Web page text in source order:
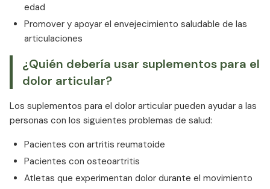
edad
Promover y apoyar el envejecimiento saludable de las
articulaciones
¿Quién debería usar suplementos para el
dolor articular?
Los suplementos para el dolor articular pueden ayudar a las
personas con los siguientes problemas de salud:
Pacientes con artritis reumatoide
Pacientes con osteoartritis
Atletas que experimentan dolor durante el movimiento